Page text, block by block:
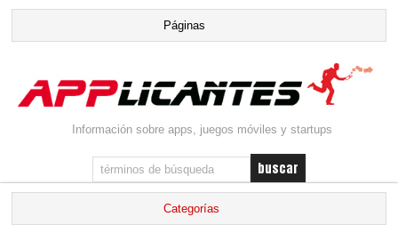
Información sobre apps, juegos móviles y startups